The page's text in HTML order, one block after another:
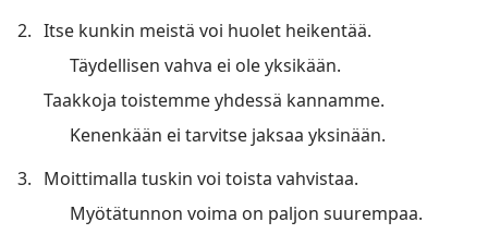
2. Itse kunkin meistä voi huolet heikentää.
Täydellisen vahva ei ole yksikään.
Taakkoja toistemme yhdessä kannamme.
Kenenkään ei tarvitse jaksaa yksinään.
3. Moittimalla tuskin voi toista vahvistaa.
Myötätunnon voima on paljon suurempaa.